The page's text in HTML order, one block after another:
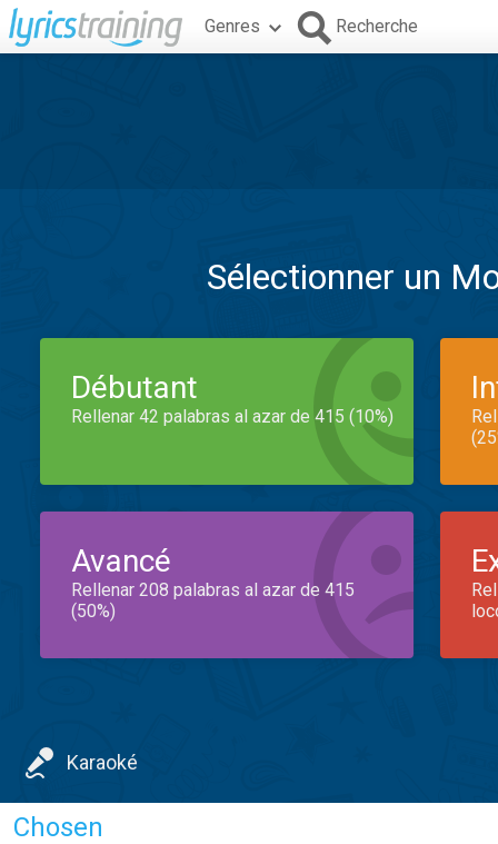
Genres Recherche
Sélectionner un
Débutant
Rellenar 42 palabras al azar de 415 (10%)
Avancé
Rellenar 208 palabras al azar de 415
(50%)
Karaoké
Chosen